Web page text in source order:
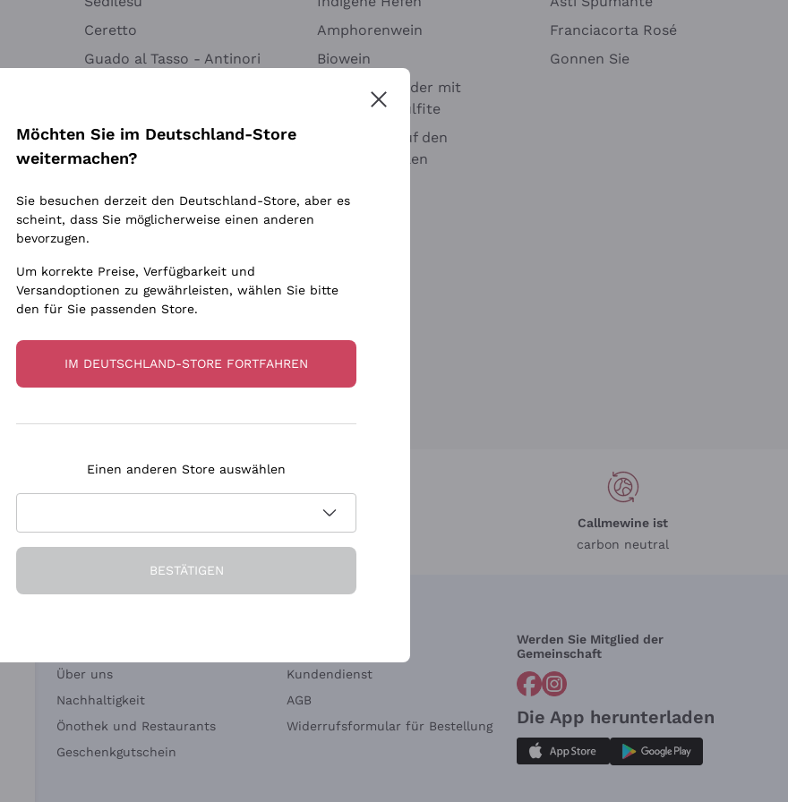
Ceretto
Guado al Tasso - Antinori
Ca' dei Frati
Biondi Santi
Quintarelli Giuseppe
Rinaldi Giuseppe
Egly Ouriet
Jacquesson
Agrapart
Amphorenwein
Biowein
Ohne Sulfit oder mit
minimalen Sulfite
Maischung auf den
Traubenschalen
Franciacorta Rosé
Gonnen Sie
in Deutschland
in 3 Raten
Callmewine ist
carbon neutral
Über uns
Nachhaltigkeit
Önothek und Restaurants
Geschenkgutschein
Kundendienst
AGB
Widerrufsformular für Bestellung
Werden Sie Mitglied der
Gemeinschaft
Die App herunterladen
Melden Sie mich an
Möchten Sie im Deutschland-Store
weitermachen?
Sie besuchen derzeit den Deutschland-Store, aber es
scheint, dass Sie möglicherweise einen anderen
bevorzugen.
Um korrekte Preise, Verfügbarkeit und
Versandoptionen zu gewährleisten, wählen Sie bitte
den für Sie passenden Store.
IM DEUTSCHLAND-STORE FORTFAHREN
Einen anderen Store auswählen
BESTÄTIGEN